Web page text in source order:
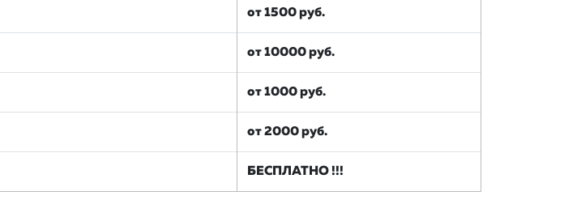
от 1500 руб.
от 10000 руб.
от 1000 руб.
от 2000 руб.
БЕСПЛАТНО !!!